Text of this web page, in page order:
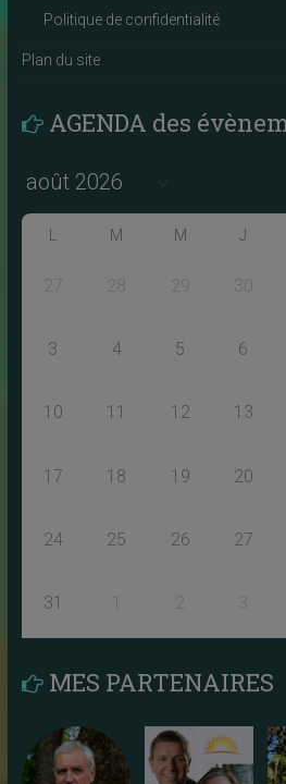
Politique de confidentialité
Plan du site
AGENDA des
L M M J
27 28 29 30
3 4 5 6
10 11 12 13
17 18 19 20
24 25 26 27
31 2 3
MES PARTENAIRES